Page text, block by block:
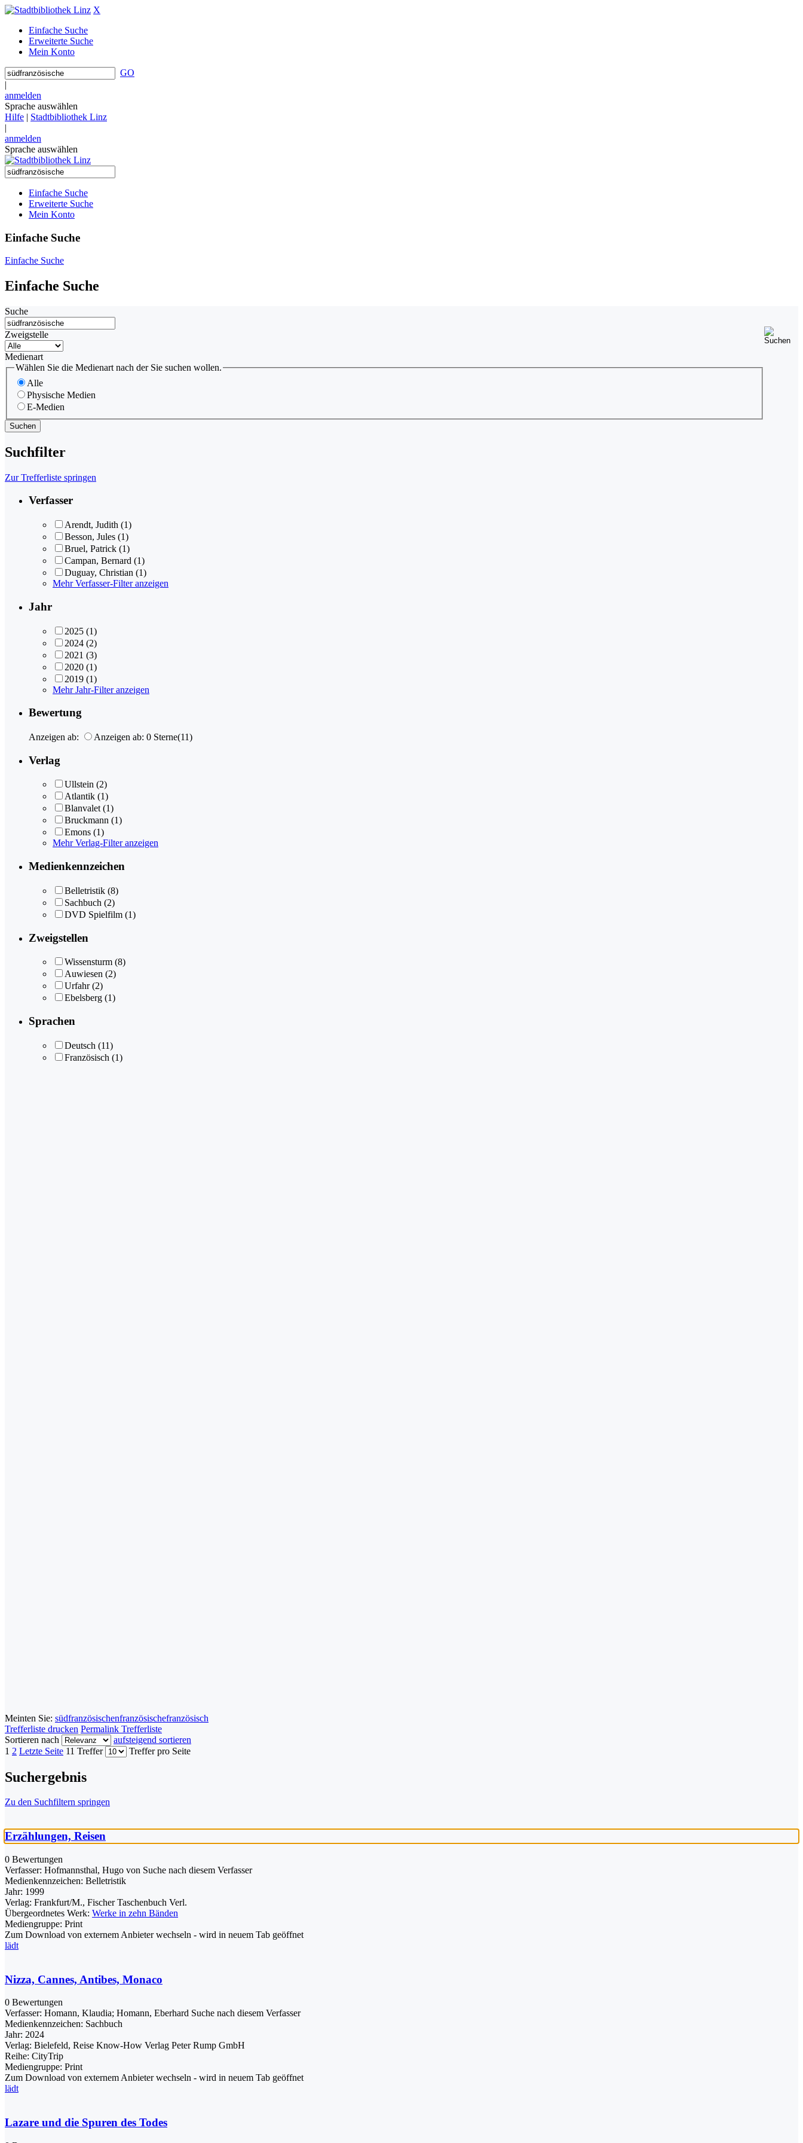
X
Einfache Suche
Erweiterte Suche
Mein Konto
GO
|
anmelden
Sprache auswählen
Hilfe | Stadtbibliothek Linz
|
anmelden
Sprache auswählen
Einfache Suche
Erweiterte Suche
Mein Konto
Einfache Suche
Einfache Suche
Einfache Suche
Suche
Zweigstelle
Medienart
Wählen Sie die Medienart nach der Sie suchen wollen.
Alle
Physische Medien
E-Medien
Suchfilter
Zur Trefferliste springen
Verfasser
Arendt, Judith (1)
Besson, Jules (1)
Bruel, Patrick (1)
Campan, Bernard (1)
Duguay, Christian (1)
Mehr Verfasser-Filter anzeigen
Jahr
2025 (1)
2024 (2)
2021 (3)
2020 (1)
2019 (1)
Mehr Jahr-Filter anzeigen
Bewertung
Anzeigen ab: Anzeigen ab: 0 Sterne(11)
Verlag
Ullstein (2)
Atlantik (1)
Blanvalet (1)
Bruckmann (1)
Emons (1)
Mehr Verlag-Filter anzeigen
Medienkennzeichen
Belletristik (8)
Sachbuch (2)
DVD Spielfilm (1)
Zweigstellen
Wissensturm (8)
Auwiesen (2)
Urfahr (2)
Ebelsberg (1)
Sprachen
Deutsch (11)
Französisch (1)
Meinten Sie: südfranzösischenfranzösischefranzösisch
Trefferliste drucken Permalink Trefferliste
Sortieren nach
aufsteigend sortieren
1 2 Letzte Seite 11 Treffer Treffer pro Seite
Suchergebnis
Zu den Suchfiltern springen
Erzählungen, Reisen
0 Bewertungen
Verfasser: Hofmannsthal, Hugo von Suche nach diesem Verfasser
Medienkennzeichen: Belletristik
Jahr: 1999
Verlag: Frankfurt/M., Fischer Taschenbuch Verl.
Übergeordnetes Werk: Werke in zehn Bänden
Mediengruppe: Print
Zum Download von externem Anbieter wechseln - wird in neuem Tab geöffnet
lädt
Nizza, Cannes, Antibes, Monaco
0 Bewertungen
Verfasser: Homann, Klaudia; Homann, Eberhard Suche nach diesem Verfasser
Medienkennzeichen: Sachbuch
Jahr: 2024
Verlag: Bielefeld, Reise Know-How Verlag Peter Rump GmbH
Reihe: CityTrip
Mediengruppe: Print
Zum Download von externem Anbieter wechseln - wird in neuem Tab geöffnet
lädt
Lazare und die Spuren des Todes